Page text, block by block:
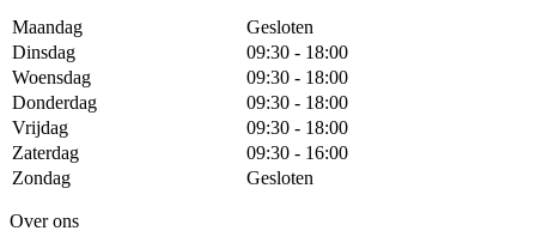
Maandag
Gesloten
Dinsdag
09:30 - 18:00
Woensdag
09:30 - 18:00
Donderdag
09:30 - 18:00
Vrijdag
09:30 - 18:00
Zaterdag
09:30 - 16:00
Zondag
Gesloten
Over ons